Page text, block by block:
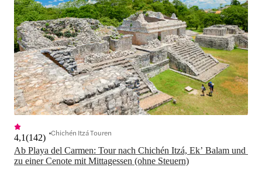
Ab Playa del Carmen: Tour nach Chichén Itzá, Ekʼ Balam und
zu einer Cenote mit Mittagessen (ohne Steuern)
4,1(142) Chichén Itzá Touren